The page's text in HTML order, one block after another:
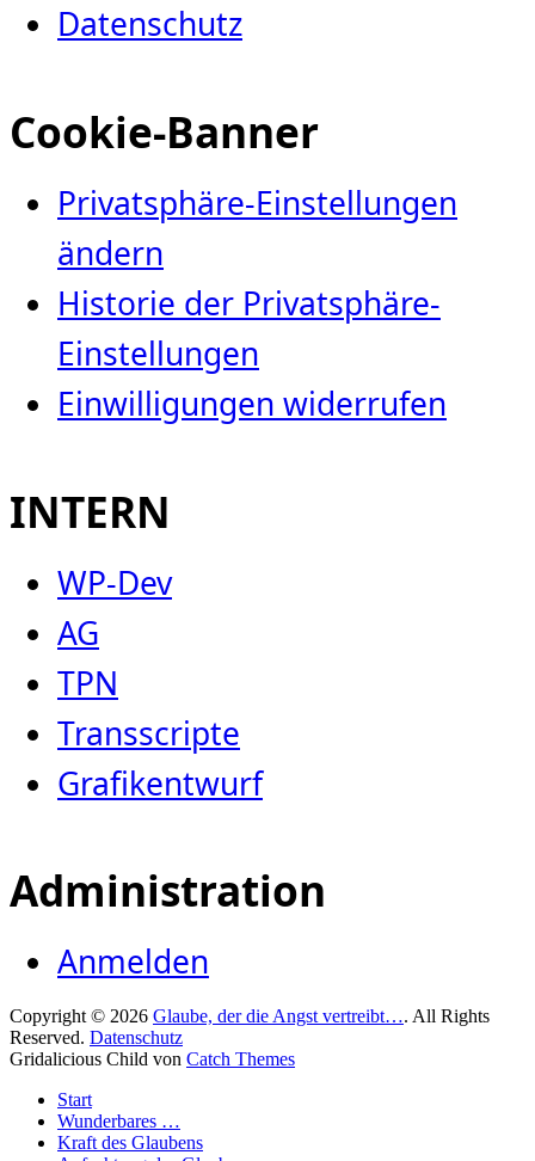
Datenschutz
Cookie-Banner
Privatsphäre-Einstellungen
ändern
Historie der Privatsphäre-
Einstellungen
Einwilligungen widerrufen
INTERN
WP-Dev
AG
TPN
Transscripte
Grafikentwurf
Administration
Anmelden
Copyright © 2026 Glaube, der die Angst vertreibt…. All Rights
Reserved. Datenschutz
Gridalicious Child von Catch Themes
oben
scrollen
Start
Wunderbares …
Kraft des Glaubens